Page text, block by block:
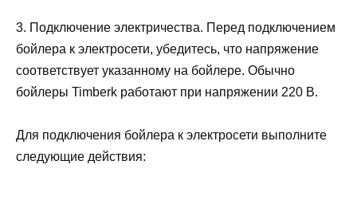
3. Подключение электричества. Перед подключением
бойлера к электросети, убедитесь, что напряжение
соответствует указанному на бойлере. Обычно
бойлеры Timberk работают при напряжении 220 В.
Для подключения бойлера к электросети выполните
следующие действия: